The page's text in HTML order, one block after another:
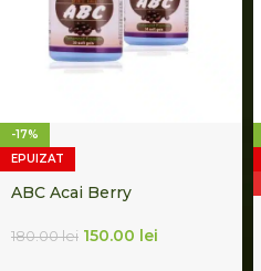
-17%
EPUIZAT
ABC Acai Berry
180.00lei 150.00 lei